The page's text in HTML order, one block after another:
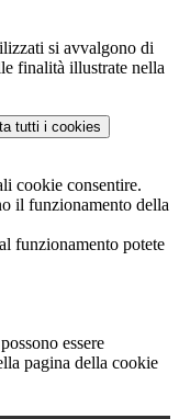
si avvalgono di
finalità illustrate nella
tutti i cookies
cookie consentire.
il funzionamento della
funzionamento potete
essere
pagina della cookie